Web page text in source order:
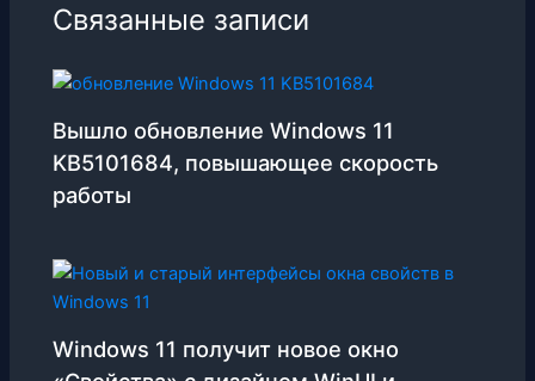
Связанные записи
Вышло обновление Windows 11
KB5101684, повышающее скорость
работы
Windows 11 получит новое окно